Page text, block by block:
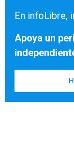
En infoLibre,
Apoya un